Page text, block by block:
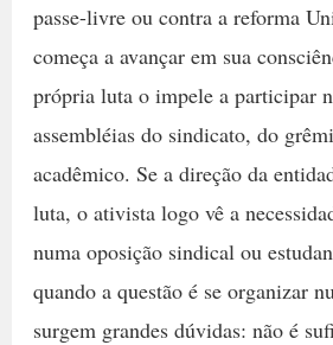
passe-livre ou contra a reforma
começa a avançar em sua
própria luta o impele a participar
assembléias do sindicato, do
acadêmico. Se a direção da
luta, o ativista logo vê a
numa oposição sindical ou
quando a questão é se organizar
surgem grandes dúvidas: não é